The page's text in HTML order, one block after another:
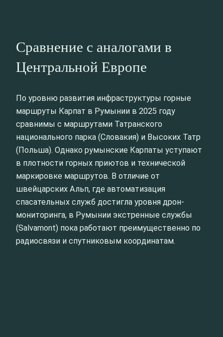
Сравнение с аналогами в
Центральной Европе
По уровню развития инфраструктуры горные
маршруты Карпат в Румынии в 2025 году
сравнимы с маршрутами Татранского
национального парка (Словакия) и Высоких Татр
(Польша). Однако румынские Карпаты уступают
в плотности горных приютов и технической
маркировке маршрутов. В отличие от
швейцарских Альп, где автоматизация
спасательных служб достигла уровня дрон-
мониторинга, в Румынии экстренные службы
(Salvamont) пока работают преимущественно по
радиосвязи и спутниковым координатам.